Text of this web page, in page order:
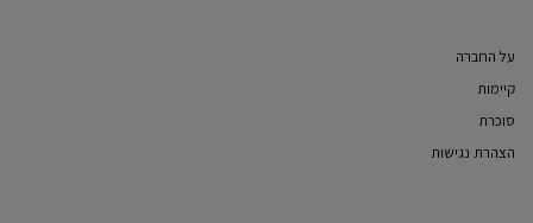
על החברה
קיימות
סוכרת
הצהרת נגישות